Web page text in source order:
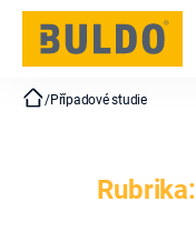
/Případové studie
Rubrika: